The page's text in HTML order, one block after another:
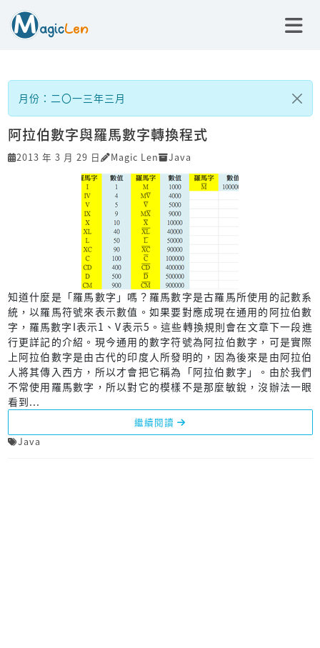
月份：二〇一三年三月
阿拉伯數字與羅馬數字轉換程式
2013 年 3 月 29 日 Magic Len Java
知道什麼是「羅馬數字」嗎？羅馬數字是古羅馬所使用的記數系
統，以羅馬符號來表示數值。如果要對應成現在通用的阿拉伯數
字，羅馬數字I表示1、V表示5。這些轉換規則會在文章下一段進
行更詳記的介紹。現今通用的數字符號為阿拉伯數字，可是實際
上阿拉伯數字是由古代的印度人所發明的，因為後來是由阿拉伯
人將其傳入西方，所以才會把它稱為「阿拉伯數字」。由於我們
不常使用羅馬數字，所以對它的模樣不是那麼敏銳，沒辦法一眼
看到...
繼續閱讀
Java